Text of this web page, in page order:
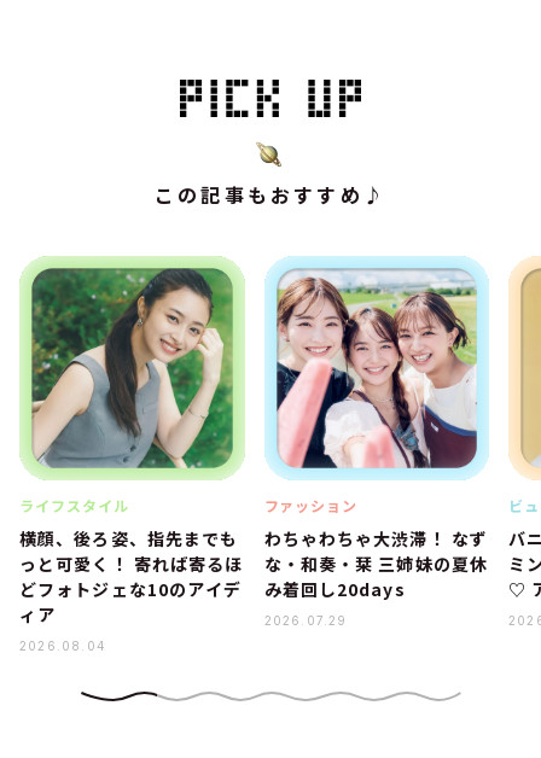
この記事もおすすめ♪
ライフスタイル
横顔、後ろ姿、指先までも
っと可愛く！ 寄れば寄るほ
どフォトジェな10のアイデ
ィア
2026.08.04
ファッション
わちゃわちゃ大渋滞！ なず
な・和奏・栞 三姉妹の夏休
み着回し20days
2026.07.29
ビ
バ
ミ
♡